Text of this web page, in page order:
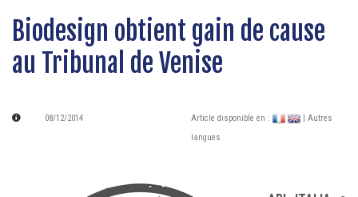
Biodesign obtient gain de cause
au Tribunal de Venise
08/12/2014 Article disponible en :
| Autres
langues